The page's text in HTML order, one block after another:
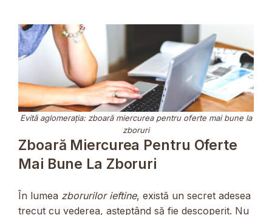
Evită aglomerația: zboară miercurea pentru oferte mai bune la
zboruri
Zboară Miercurea Pentru Oferte
Mai Bune La Zboruri
În lumea zborurilor ieftine, există un secret adesea
trecut cu vederea, așteptând să fie descoperit. Nu